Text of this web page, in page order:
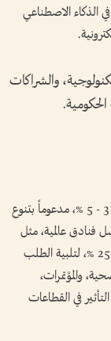
تستثمر في الذكاء الاصطناعي
والشراكات
الحكومية.
توقع التطبيق أن يستمر تدفق السياح بمعدل نمو سنوي 3 - 5 %، مدعوماً بتنوع
فنادق عالمية، مثل
حياة وروتانا، تخطط لزيادة عدد الغرف الفندقية بنسبة 25 %، لتلبية الطلب
والمؤتمرات،
في القطاعات